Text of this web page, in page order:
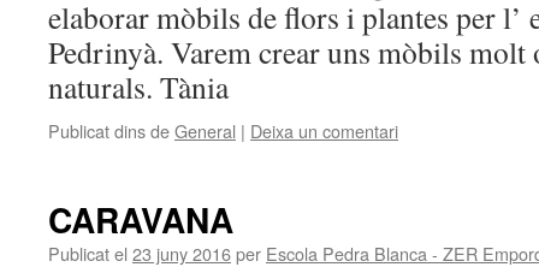
elaborar mòbils de flors i plantes per l’
Pedrinyà. Varem crear uns mòbils
naturals. Tània
Publicat dins deGeneral | Deixa un comentari
CARAVANA
Publicat el 23 juny 2016per Escola Pedra Blanca - ZER